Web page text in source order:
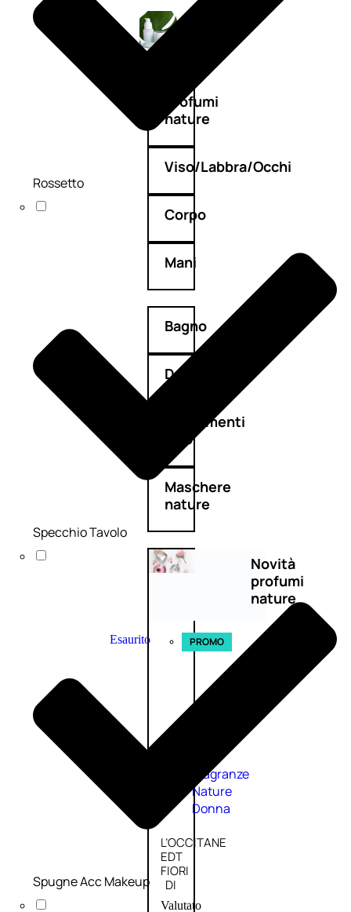
Profumi
nature
Viso/Labbra/Occhi
Corpo
Mani
Bagno
Detergenza
Trattamenti
viso
Maschere
nature
Novità
profumi
nature
Esaurito PROMO
Fragranze
Nature
Donna
L’OCCITANE
EDT
FIORI
DI
Valutato
Rossetto
Specchio Tavolo
Spugne Acc Makeup